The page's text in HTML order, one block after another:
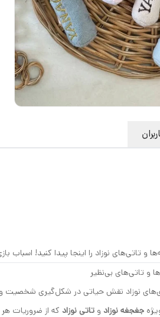
و تاتی‌های نوزاد را اینجا پیدا کنید!
و تاتی‌های بی‌نظیر
نوزاد نقش حیاتی در شکل‌گیری شخصیت و
جغجغه نوزاد و تاتی نوزاد که از ضروریات